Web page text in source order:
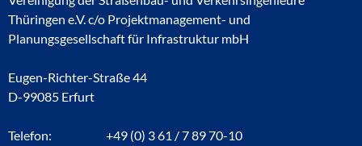
Thüringen e.V. c/o Projektmanagement- und
Planungsgesellschaft für Infrastruktur mbH
Eugen-Richter-Straße 44
D-99085 Erfurt
Telefon:
+49 (0) 3 61 / 7 89 70-10